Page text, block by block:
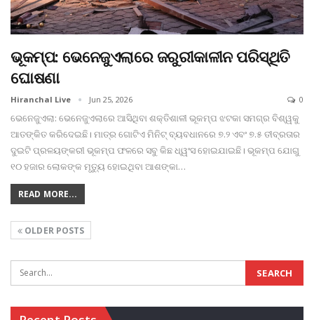
ଭୂକମ୍ପ: ଭେନେଜୁଏଲାରେ ଜରୁରୀକାଳୀନ ପରିସ୍ଥିତି
ଘୋଷଣା
Hiranchal Live Jun 25, 2026 0
ଭେନେଜୁଏଲା: ଭେନେଜୁଏଲାରେ ଆସିଥିବା ଶକ୍ତିଶାଳୀ ଭୂକମ୍ପ ଝଟକା ସମଗ୍ର ବିଶ୍ୱକୁ
ଆତଙ୍କିତ କରିଦେଇଛି। ମାତ୍ର ଗୋଟିଏ ମିନିଟ୍‌ ବ୍ୟବଧାନରେ ୭.୨ ଏବଂ ୭.୫ ତୀବ୍ରତାର
ଦୁଇଟି ପ୍ରଳୟଙ୍କରୀ ଭୂକମ୍ପ ଫଳରେ ସବୁ କିଛ ଧ୍ୱଂସ ହୋଇଯାଇଛି। ଭୂକମ୍ପ ଯୋଗୁ
୧୦ ହଜାର ଲୋକଙ୍କ ମୃତ୍ୟୁ ହୋଇଥିବା ଆଶଙ୍କା…
READ MORE...
OLDER POSTS